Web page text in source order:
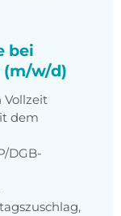
bei
(m/w/d)
Vollzeit
dem
DGB-